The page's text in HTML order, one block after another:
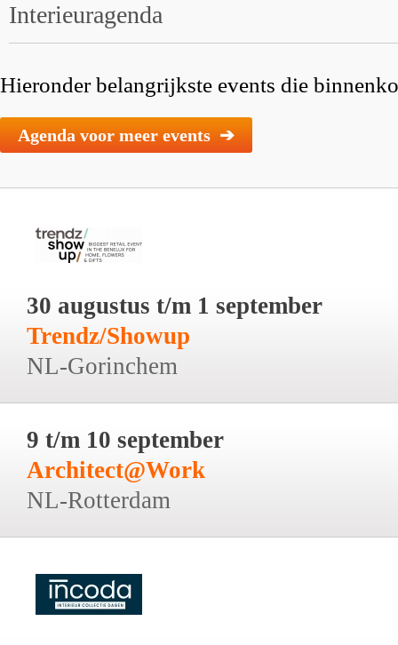
Interieuragenda
Hieronder belangrijkste events die
Agenda voor meer events ➔
30 augustus t/m 1 september
Trendz/Showup
NL-Gorinchem
9 t/m 10 september
Architect@Work
NL-Rotterdam